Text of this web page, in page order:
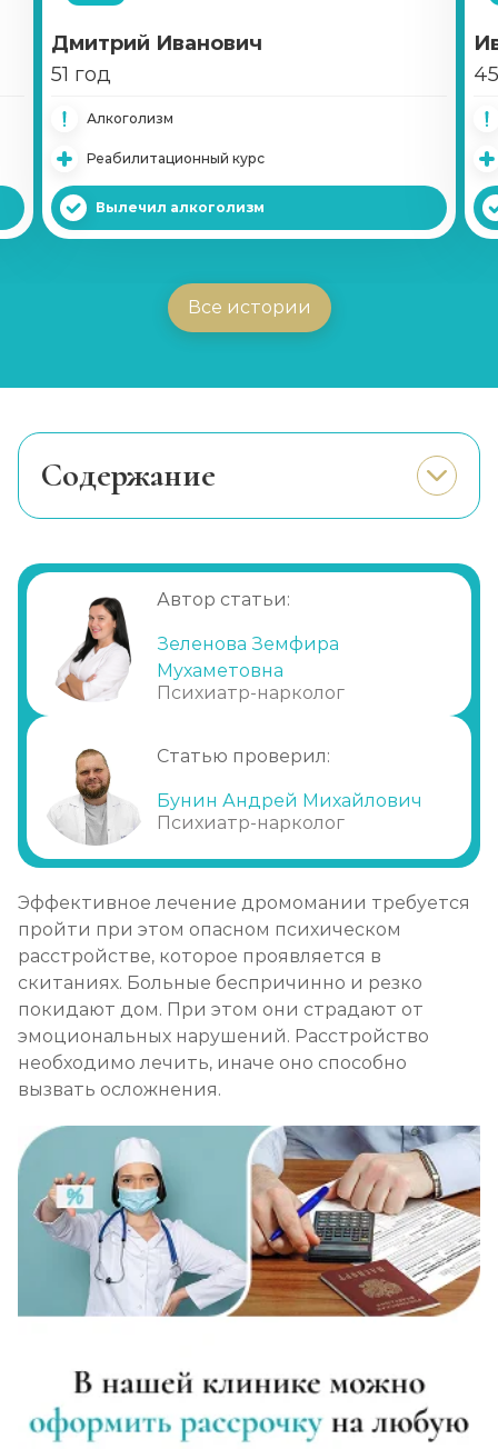
Дмитрий Иванович
51 год
Алкоголизм
Реабилитационный курс
Вылечил алкоголизм
Все истории
Cодержание
отсутствии лечения
Прием медикаментов
Применение психотерапии
Метод социально-трудовой терапии
Профилактические правила
Почему нужно идти в клинику?
Автор статьи:
Зеленова Земфира
Мухаметовна
Психиатр-нарколог
Статью проверил:
Бунин Андрей Михайлович
Психиатр-нарколог
Эффективное лечение дромомании требуется
пройти при этом опасном психическом
расстройстве, которое проявляется в
скитаниях. Больные беспричинно и резко
покидают дом. При этом они страдают от
эмоциональных нарушений. Расстройство
необходимо лечить, иначе оно способно
вызвать осложнения.